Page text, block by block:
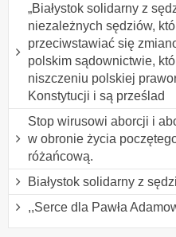
„Białystok solidarny z
niezależnych sędziów,
przeciwstawiać się
polskim sądownictwie,
niszczeniu polskiej
Konstytucji i są prześlad
Stop wirusowi aborcji i
w obronie życia
różańcową.
Białystok solidarny z
,,Serce dla Pawła